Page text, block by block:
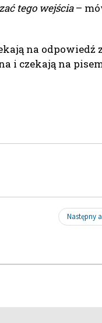
tego wejścia–
na odpowiedź
i czekają na
Następny